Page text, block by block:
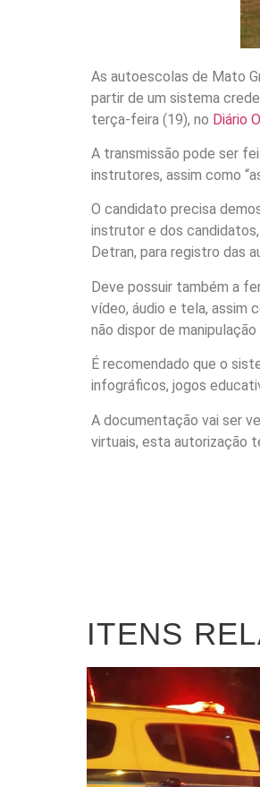
As autoescolas de Mato
partir de um sistema
terça-feira (19), no Diário
A transmissão pode ser
instrutores, assim como
O candidato precisa
instrutor e dos
Detran, para registro das
Deve possuir também a
vídeo, áudio e tela, assim
não dispor de
É recomendado que o
infográficos, jogos
A documentação vai ser
virtuais, esta autorização
ITENS